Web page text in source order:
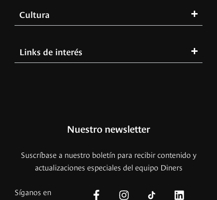
Cultura
Links de interés
Nuestro newsletter
Suscríbase a nuestro boletín para recibir contenido y
actualizaciones especiales del equipo Diners
Síganos en